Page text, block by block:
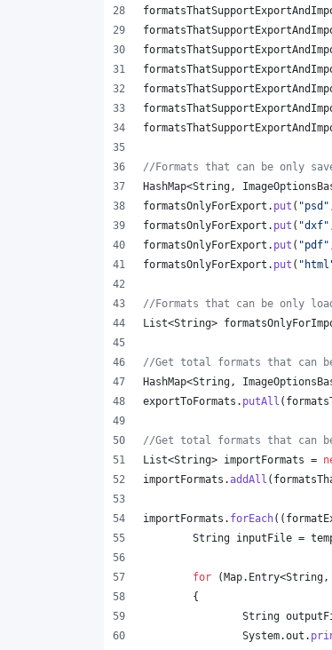
//Formats that can be only
HashMap<String,
formatsOnlyForExport . put ( "psd"
formatsOnlyForExport . put ( "dxf"
formatsOnlyForExport . put ( "pdf"
formatsOnlyForExport . put (
//Formats that can be only
List<String>
//Get total formats that can
HashMap<String,
exportToFormats . putAll (
//Get total formats that can
List<String> importFormats =
importFormats .addAll (
importFormats . forEach((
String inputFile =
for ( Map. Entry<String,
	{
String
System.out .